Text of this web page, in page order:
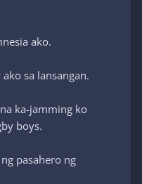
ako.
sa lansangan.
ka-jamming ko
boys.
pasahero ng